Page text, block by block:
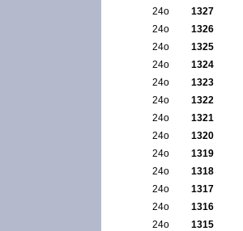
24ο
1327
24ο
1326
24ο
1325
24ο
1324
24ο
1323
24ο
1322
24ο
1321
24ο
1320
24ο
1319
24ο
1318
24ο
1317
24ο
1316
24ο
1315